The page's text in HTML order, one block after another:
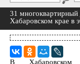
31 многоквартирный
Хабаровском крае в
В Хабаровском